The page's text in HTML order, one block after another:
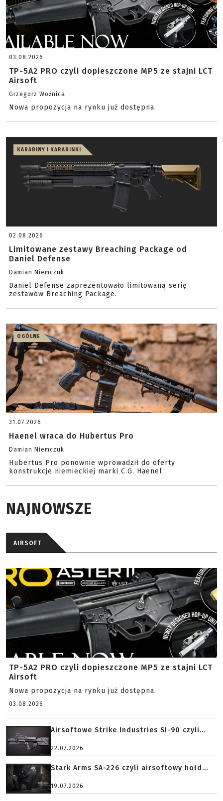
03.08.2026
TP-5A2 PRO czyli dopieszczone MP5 ze stajni LCT
Airsoft
Grzegorz Woźnica
Nowa propozycja na rynku już dostępna.
KARABINY I KARABINKI
02.08.2026
Limitowane zestawy Breaching Package od
Daniel Defense
Damian Niemczuk
Daniel Defense zaprezentowało limitowaną serię
zestawów Breaching Package.
OGÓLNE
31.07.2026
Haenel wraca do Hubertus Pro
Damian Niemczuk
Hubertus Pro ponownie wprowadził do oferty
konstrukcje niemieckiej marki C.G. Haenel.
NAJNOWSZE
AIRSOFT
TP-5A2 PRO czyli dopieszczone MP5 ze stajni LCT
Airsoft
Nowa propozycja na rynku już dostępna.
03.08.2026
Airsoftowe Strike Industries SI-90 czyli...
22.07.2026
Stark Arms SA-226 czyli airsoftowy hołd...
19.07.2026